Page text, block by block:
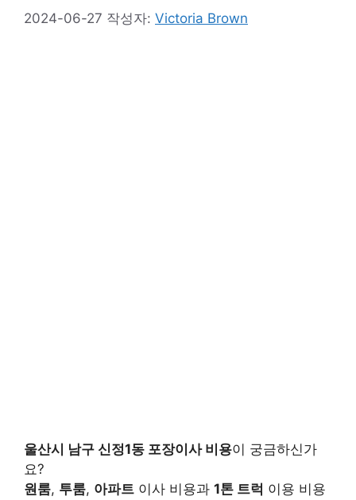
2024-06-27 작성자: Victoria Brown
울산시 남구 신정1동 포장이사 비용이 궁금하신가
요?
원룸, 투룸, 아파트 이사 비용과 1톤 트럭 이용 비용